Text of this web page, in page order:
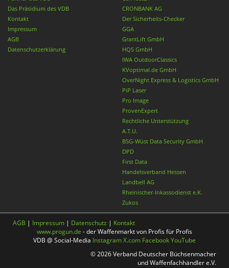
Das Präsidium des VDB
Kontakt
Impressum
AGB
Datenschutzerklärung
CRONBANK AG
Der Sicherheits-Checker
GGA
GrantLift GmbH
HQS GmbH
IWA OutdoorClassics
KVoptimal.de GmbH
OverNight Express & Logistics GmbH
PiP Laser
Pro Image
ProvenExpert
Rechtliche Unterstützung
A.T.U.
BSG-Wüst Data Security GmbH
DPD
First Data
Handelsverband Hessen
Landbell AG
Rheinischer-Inkassodienst e.K.
Zukos
AGB | Impressum | Datenschutz | Kontakt
www.progun.de - der Waffenmarkt von Profis für Profis
VDB @ Social-Media InstagramX.com FacebookYouTube
© 2026 Verband Deutscher Büchsenmacher
und Waffenfachhändler e.V.